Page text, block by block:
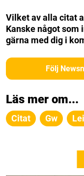
Vilket av alla citat
Kanske något som
gärna med dig i
Följ
Läs mer om...
Citat Gw